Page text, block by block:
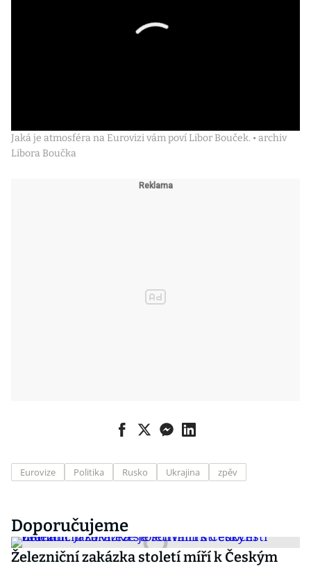
Jaká je atmosféra na Eurovizi vám poví Libor Bouček. • archiv
Libora Boučka
Eurovize Politika Rusko Ukrajina zpěv
Doporučujeme
Železniční zakázka století míří k Českým